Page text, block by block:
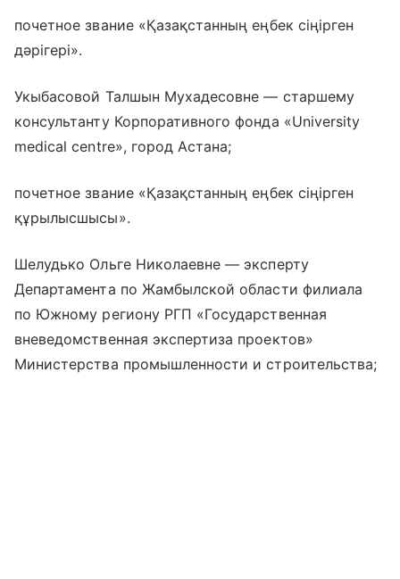
почетное звание «Қазақстанның еңбек сіңірген
дәрігері».
Укыбасовой Талшын Мухадесовне — старшему
консультанту Корпоративного фонда «University
medical centre», город Астана;
почетное звание «Қазақстанның еңбек сіңірген
құрылысшысы».
Шелудько Ольге Николаевне — эксперту
Департамента по Жамбылской области филиала
по Южному региону РГП «Государственная
вневедомственная экспертиза проектов»
Министерства промышленности и строительства;